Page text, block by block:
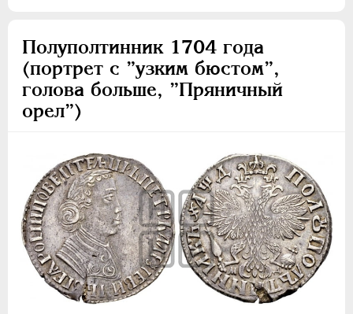
Полуполтинник 1704 года
(портрет с ”узким бюстом”,
голова больше, ”Пряничный
орел”)